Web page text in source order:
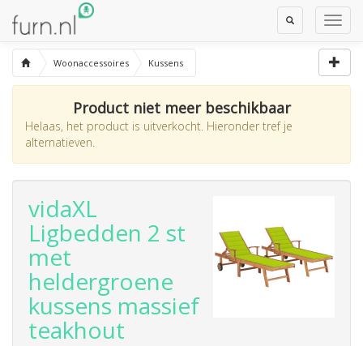
Toggle
Search
Woonaccessoires Kussens
Product niet meer beschikbaar
Helaas, het product is uitverkocht. Hieronder tref je
alternatieven.
vidaXL
Ligbedden 2 st
met
heldergroene
kussens massief
teakhout